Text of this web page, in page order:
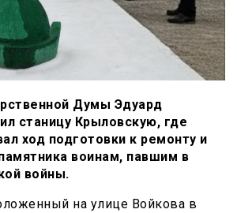
Думы Эдуард
станицу Крыловскую, где
ход подготовки к ремонту и
воинам, павшим в
войны.
на улице Войкова в